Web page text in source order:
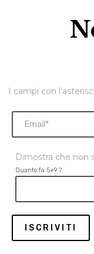
I campi con
Dimostra che non
Quanto fa 5+9 ?